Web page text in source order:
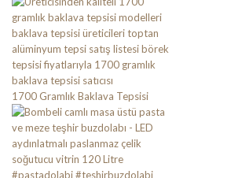
1700 Gramlık Baklava Tepsisi